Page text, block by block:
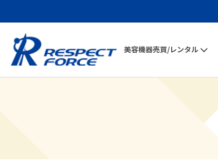
美容機器売買/レンタル